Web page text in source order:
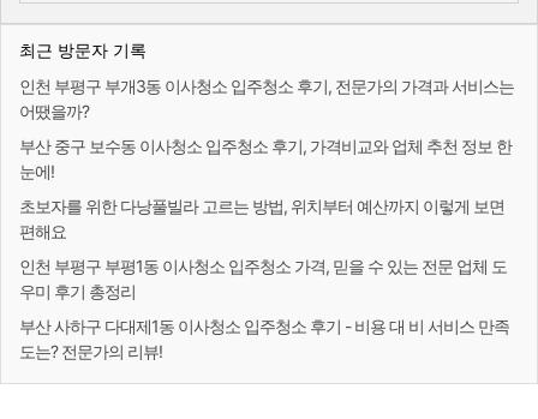
최근 방문자 기록
인천 부평구 부개3동 이사청소 입주청소 후기, 전문가의 가격과 서비스는
어땠을까?
부산 중구 보수동 이사청소 입주청소 후기, 가격비교와 업체 추천 정보 한
눈에!
초보자를 위한 다낭풀빌라 고르는 방법, 위치부터 예산까지 이렇게 보면
편해요
인천 부평구 부평1동 이사청소 입주청소 가격, 믿을 수 있는 전문 업체 도
우미 후기 총정리
부산 사하구 다대제1동 이사청소 입주청소 후기 - 비용 대 비 서비스 만족
도는? 전문가의 리뷰!